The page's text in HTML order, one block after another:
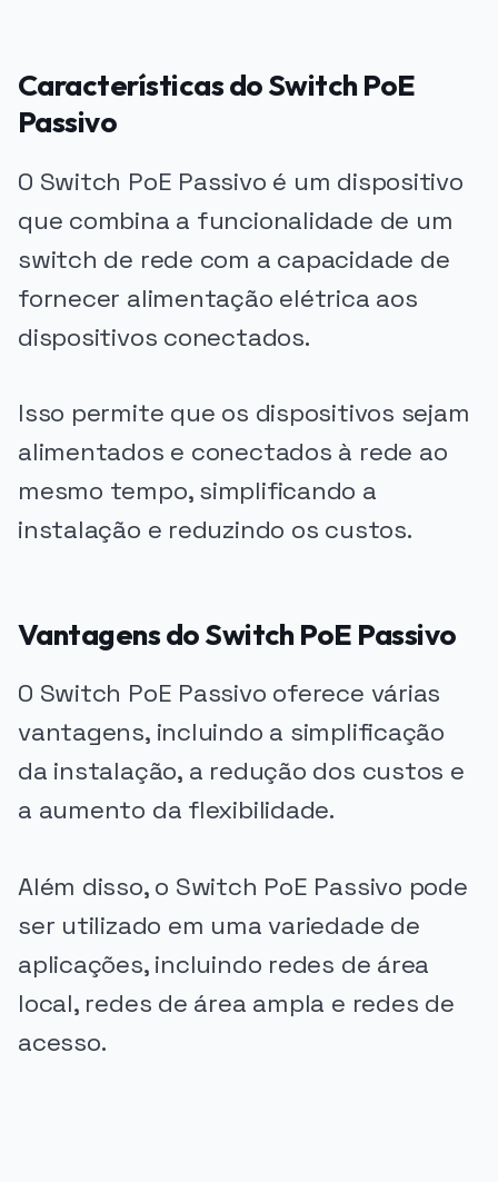
Características do Switch PoE
Passivo
O Switch PoE Passivo é um dispositivo
que combina a funcionalidade de um
switch de rede com a capacidade de
fornecer alimentação elétrica aos
dispositivos conectados.
Isso permite que os dispositivos sejam
alimentados e conectados à rede ao
mesmo tempo, simplificando a
instalação e reduzindo os custos.
Vantagens do Switch PoE Passivo
O Switch PoE Passivo oferece várias
vantagens, incluindo a simplificação
da instalação, a redução dos custos e
a aumento da flexibilidade.
Além disso, o Switch PoE Passivo pode
ser utilizado em uma variedade de
aplicações, incluindo redes de área
local, redes de área ampla e redes de
acesso.